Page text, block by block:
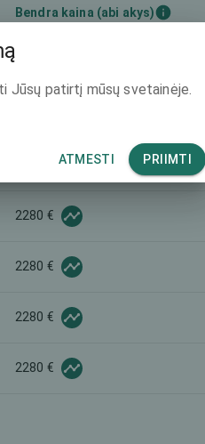
Bendra kaina (abi akys)
2280 €
2280 €
2280 €
2280 €
Jūsų patirtį mūsų svetainėje.
ATMESTI PRIIMTI